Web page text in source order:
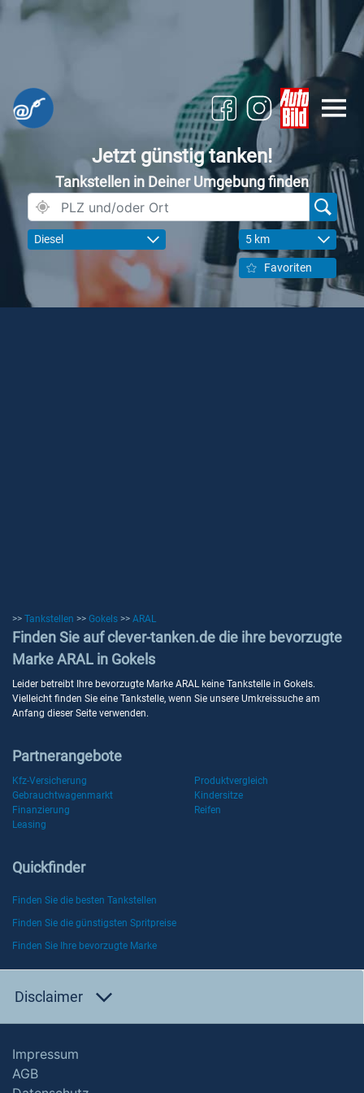
Jetzt günstig tanken!
Tankstellen in Deiner Umgebung finden
Diesel 5 km
Favoriten
>> Tankstellen >> Gokels >> ARAL
Finden Sie auf clever-tanken.de die ihre bevorzugte
Marke ARAL in Gokels
Leider betreibt Ihre bevorzugte Marke ARAL keine Tankstelle in Gokels.
Vielleicht finden Sie eine Tankstelle, wenn Sie unsere Umkreissuche am
Anfang dieser Seite verwenden.
Partnerangebote
Kfz-Versicherung
Produktvergleich
Gebrauchtwagenmarkt
Kindersitze
Finanzierung
Reifen
Leasing
Quickfinder
Finden Sie die besten Tankstellen
Finden Sie die günstigsten Spritpreise
Finden Sie Ihre bevorzugte Marke
Disclaimer
Impressum
AGB